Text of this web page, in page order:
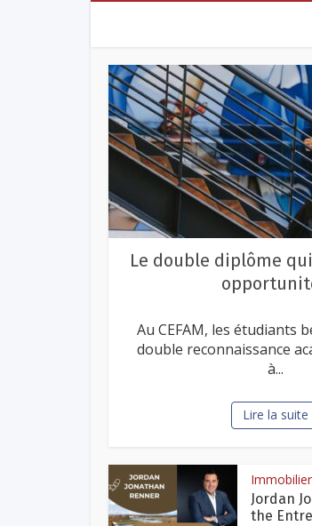
Le double diplôme
Au CEFAM, les étudiants
double reconnaissance
à...
Lire la suite
Immobilier
Jordan
the